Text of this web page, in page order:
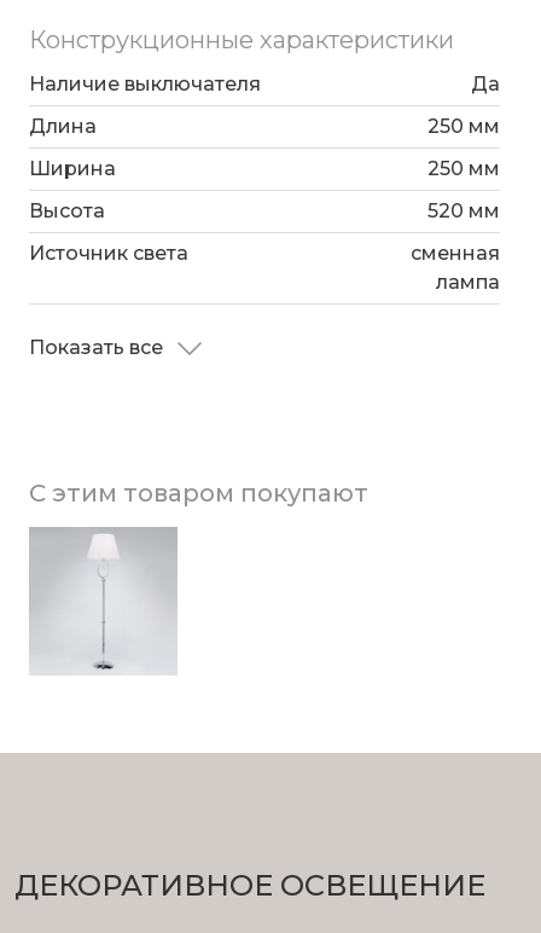
Конструкционные характеристики
Наличие выключателя
Да
Длина
250 мм
Ширина
250 мм
Высота
520 мм
Источник света
сменная
лампа
Показать все
С этим товаром покупают
ДЕКОРАТИВНОЕ ОСВЕЩЕНИЕ